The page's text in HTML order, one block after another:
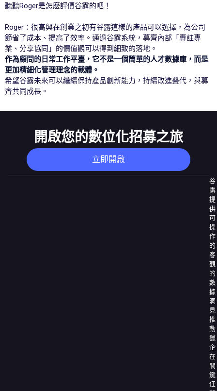
聽聽Roger是怎麽評價谷露的吧！
Roger：很高興在創業之初有谷露這樣的產品可以選擇，為公司
節省了成本、提高了效率。通過谷露系統，募齊內部「專註專
業、分享協同」的價值觀可以得到細致的落地。
作為顧問的日常工作平臺，它不是一個簡單的人才數據庫，而是
更加精細化管理理念的載體。
希望谷露未來可以繼續保持產品創新能力，持續改進叠代，與募
齊共同成長。
立即開啟
開啟您的數位化招募之旅
谷
露
提
供
可
操
作
的
客
觀
的
數
據
洞
推
動
獵
企
在
關
鍵
任